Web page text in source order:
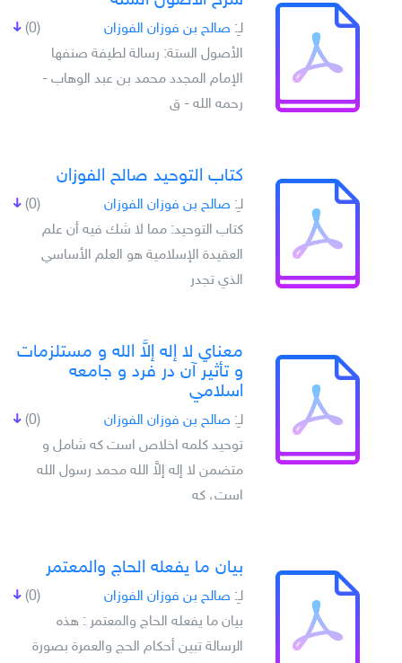
(0) لـِ: صالح بن فوزان الفوزان
الأصول الستة: رسالة لطيفة صنفها
الإمام المجدد محمد بن عبد الوهاب -
رحمه الله - ق
كتاب التوحيد صالح الفوزان
(0) لـِ: صالح بن فوزان الفوزان
كتاب التوحيد: مما لا شك فيه أن علم
العقيدة الإسلامية هو العلم الأساسي
الذي تجدر
معناي لا إله إلاَّ الله و مستلزمات
و تأثير آن در فرد و جامعه
اسلامي
(0) لـِ: صالح بن فوزان الفوزان
توحيد كلمه اخلاص است كه شامل و
متضمن لا إله إلاَّ الله محمد رسول الله
است، كه
بيان ما يفعله الحاج والمعتمر
(0) لـِ: صالح بن فوزان الفوزان
بيان ما يفعله الحاج والمعتمر : هذه
الرسالة تبين أحكام الحج والعمرة بصورة